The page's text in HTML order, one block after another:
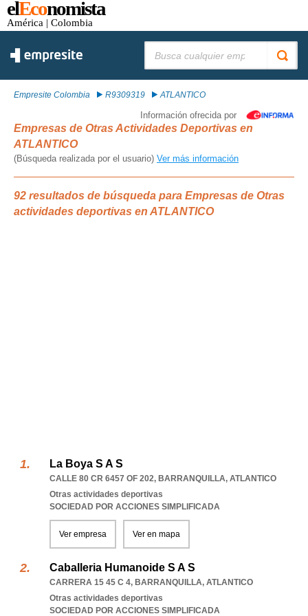
elEconomista
América | Colombia
Empresite Colombia R9309319 ATLANTICO
Información ofrecida por
Empresas de Otras Actividades Deportivas en
ATLANTICO
(Búsqueda realizada por el usuario) Ver más información
92 resultados de búsqueda para Empresas de Otras
actividades deportivas en ATLANTICO
La Boya S A S
CALLE 80 CR 6457 OF 202, BARRANQUILLA, ATLANTICO
Otras actividades deportivas
SOCIEDAD POR ACCIONES SIMPLIFICADA
Ver empresa Ver en mapa
Caballeria Humanoide S A S
CARRERA 15 45 C 4, BARRANQUILLA, ATLANTICO
Otras actividades deportivas
SOCIEDAD POR ACCIONES SIMPLIFICADA